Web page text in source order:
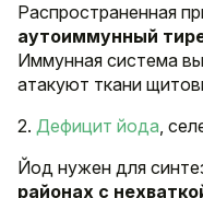
Распространенная
аутоиммунный
Иммунная система
атакуют ткани
2. Дефицит йода,
Йод нужен для
районах с